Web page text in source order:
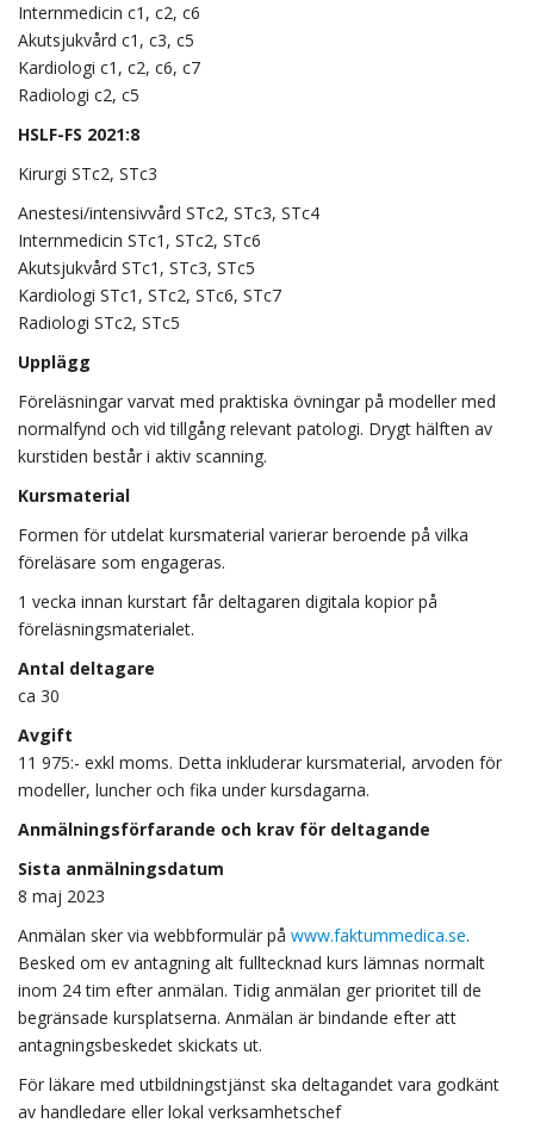
Internmedicin c1, c2, c6
Akutsjukvård c1, c3, c5
Kardiologi c1, c2, c6, c7
Radiologi c2, c5
HSLF-FS 2021:8
Kirurgi STc2, STc3
Anestesi/intensivvård STc2, STc3, STc4
Internmedicin STc1, STc2, STc6
Akutsjukvård STc1, STc3, STc5
Kardiologi STc1, STc2, STc6, STc7
Radiologi STc2, STc5
Upplägg
Föreläsningar varvat med praktiska övningar på modeller med
normalfynd och vid tillgång relevant patologi. Drygt hälften av
kurstiden består i aktiv scanning.
Kursmaterial
Formen för utdelat kursmaterial varierar beroende på vilka
föreläsare som engageras.
1 vecka innan kurstart får deltagaren digitala kopior på
föreläsningsmaterialet.
Antal deltagare
ca 30
Avgift
11 975:- exkl moms. Detta inkluderar kursmaterial, arvoden för
modeller, luncher och fika under kursdagarna.
Anmälningsförfarande och krav för deltagande
Sista anmälningsdatum
8 maj 2023
Anmälan sker via webbformulär på www.faktummedica.se.
Besked om ev antagning alt fulltecknad kurs lämnas normalt
inom 24 tim efter anmälan. Tidig anmälan ger prioritet till de
begränsade kursplatserna. Anmälan är bindande efter att
antagningsbeskedet skickats ut.
För läkare med utbildningstjänst ska deltagandet vara godkänt
av handledare eller lokal verksamhetschef